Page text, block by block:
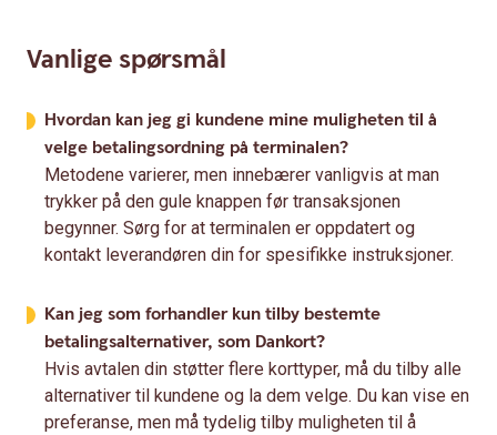
Vanlige spørsmål
Hvordan kan jeg gi kundene mine muligheten til å
velge betalingsordning på terminalen?
Metodene varierer, men innebærer vanligvis at man
trykker på den gule knappen før transaksjonen
begynner. Sørg for at terminalen er oppdatert og
kontakt leverandøren din for spesifikke instruksjoner.
Kan jeg som forhandler kun tilby bestemte
betalingsalternativer, som Dankort?
Hvis avtalen din støtter flere korttyper, må du tilby alle
alternativer til kundene og la dem velge. Du kan vise en
preferanse, men må tydelig tilby muligheten til å